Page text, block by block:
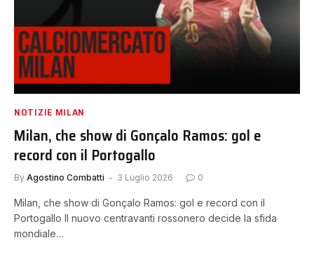
NOTIZIE MILAN
Milan, che show di Gonçalo Ramos: gol e
record con il Portogallo
By Agostino Combatti 3 Luglio 2026 0
Milan, che show di Gonçalo Ramos: gol e record con il
Portogallo Il nuovo centravanti rossonero decide la sfida
mondiale…